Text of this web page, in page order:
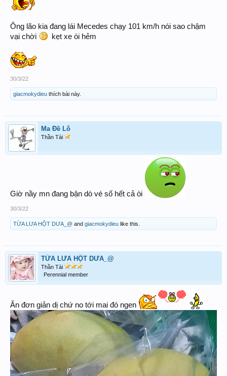
Ông lão kia đang lái Mecedes chạy 101 km/h nói sao chậm
vại chời
kẹt xe òi hẻm
30/3/22
giacmokydieu thích bài này.
Ma Đề Lô
Thần Tài
Giờ nầy mn đang bận dò vé số hết cả òi
30/3/22
TỪA LƯA HỘT DƯA_@ and giacmokydieu like this.
TỪA LƯA HỘT DƯA_@
Thần Tài
Perennial member
Ăn đơn giản dị chứ no tới mai đó ngen